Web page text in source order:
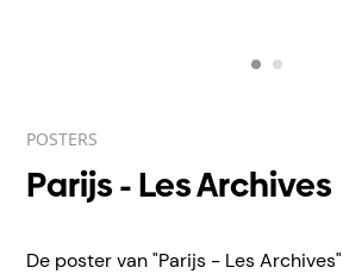
POSTERS
Parijs - Les Archives
De poster van "Parijs - Les